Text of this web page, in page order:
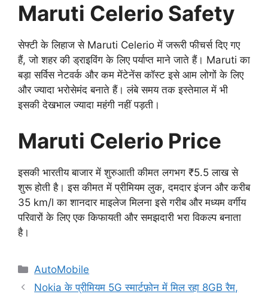
Maruti Celerio Safety
सेफ्टी के लिहाज से Maruti Celerio में जरूरी फीचर्स दिए गए
हैं, जो शहर की ड्राइविंग के लिए पर्याप्त माने जाते हैं। Maruti का
बड़ा सर्विस नेटवर्क और कम मेंटेनेंस कॉस्ट इसे आम लोगों के लिए
और ज्यादा भरोसेमंद बनाते हैं। लंबे समय तक इस्तेमाल में भी
इसकी देखभाल ज्यादा महंगी नहीं पड़ती।
Maruti Celerio Price
इसकी भारतीय बाजार में शुरुआती कीमत लगभग ₹5.5 लाख से
शुरू होती है। इस कीमत में प्रीमियम लुक, दमदार इंजन और करीब
35 km/l का शानदार माइलेज मिलना इसे गरीब और मध्यम वर्गीय
परिवारों के लिए एक किफायती और समझदारी भरा विकल्प बनाता
है।
Categories
AutoMobile
Nokia के प्रीमियम 5G स्मार्टफ़ोन में मिल रहा 8GB रैम,